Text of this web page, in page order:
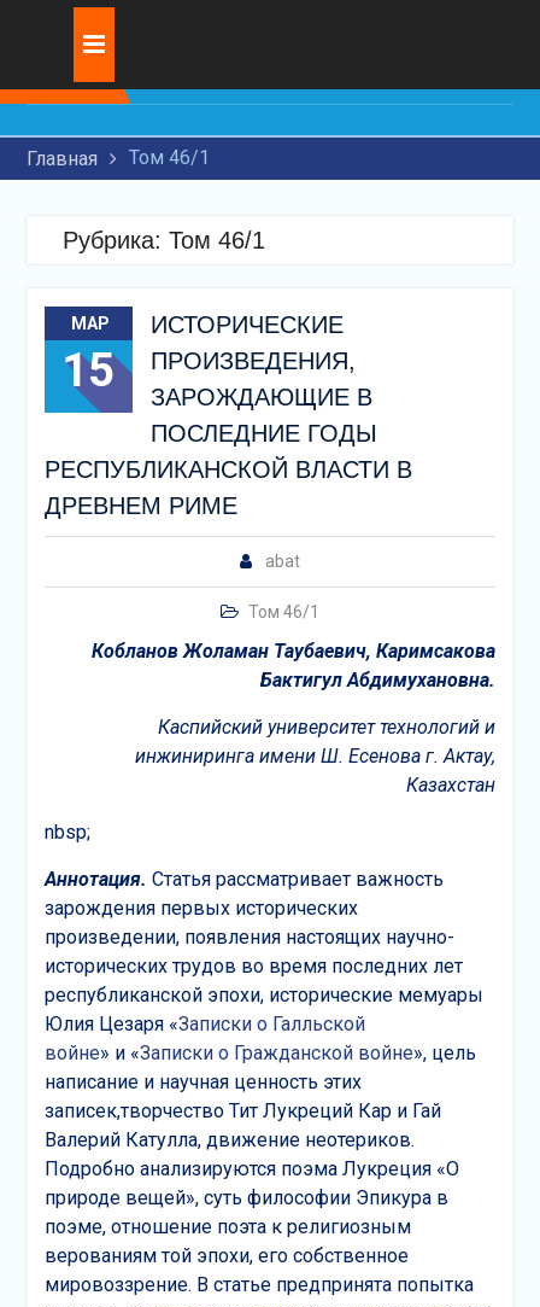
к
Журнал:
СОВРЕМЕННЫХ
НАНЕСЕНИЯ
ИЗНОСОСТОЙКИХ
МАШИН
ИСКУССТВЕННЫЙ
ПРОБЛЕМЫ
ИННОВАЦИОННОЕ
ПЕРЕВОЗОК НА
ЖЕЛЕЗНОДОРОЖНОМ
ТРАНСПОРТЕ
Главная Том 46/1
Рубрика: Том 46/1
МАР
15
ИСТОРИЧЕСКИЕ
ПРОИЗВЕДЕНИЯ,
ЗАРОЖДАЮЩИЕ В
ПОСЛЕДНИЕ ГОДЫ
РЕСПУБЛИКАНСКОЙ ВЛАСТИ В
ДРЕВНЕМ РИМЕ
abat
Том 46/1
Кобланов Жоламан Таубаевич, Каримсакова
Бактигул Абдимухановна.
Каспийский университет технологий и
инжиниринга имени Ш. Есенова г. Актау,
Казахстан
nbsp;
Аннотация. Статья рассматривает важность
зарождения первых исторических
произведении, появления настоящих научно-
исторических трудов во время последних лет
республиканской эпохи, исторические мемуары
Юлия Цезаря «Записки о Галльской
войне» и «Записки о Гражданской войне», цель
написание и научная ценность этих
записек,творчество Тит Лукреций Кар и Гай
Валерий Катулла, движение неотериков.
Подробно анализируются поэма Лукреция «О
природе вещей», суть философии Эпикура в
поэме, отношение поэта к религиозным
верованиям той эпохи, его собственное
мировоззрение. В статье предпринята попытка